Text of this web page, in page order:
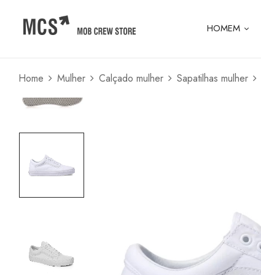
HOMEM
Home Mulher Calçado mulher Sapatilhas mulher